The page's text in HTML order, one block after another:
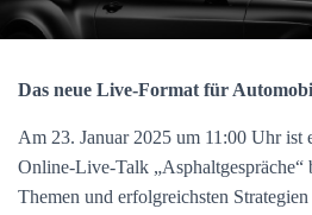
Das neue Live-Format für
Am 23. Januar 2025 um 11:00 Uhr ist
Online-Live-Talk „Asphaltgespräche“
Themen und erfolgreichsten